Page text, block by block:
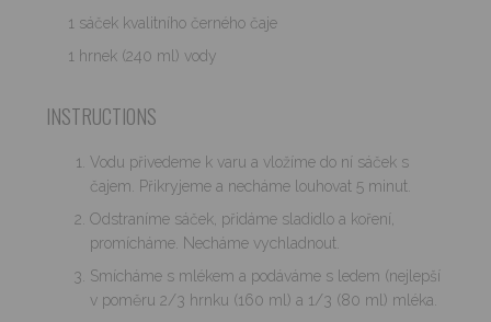
1 sáček kvalitního černého čaje
1 hrnek (240 ml) vody
INSTRUCTIONS
Vodu přivedeme k varu a vložíme do ní sáček s
čajem. Přikryjeme a necháme louhovat 5 minut.
Odstraníme sáček, přidáme sladidlo a koření,
promícháme. Necháme vychladnout.
Smícháme s mlékem a podáváme s ledem (nejlepší
v poměru 2/3 hrnku (160 ml) a 1/3 (80 ml) mléka.